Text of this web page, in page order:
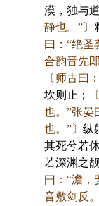
漠，独与道
静也。”〕
曰：“绝圣
合韵音先郎
〔师古曰
坎则止；
也。”张晏
也。”〕 纵
其死兮若休
若深渊之
曰：“澹，
音敷剑反。